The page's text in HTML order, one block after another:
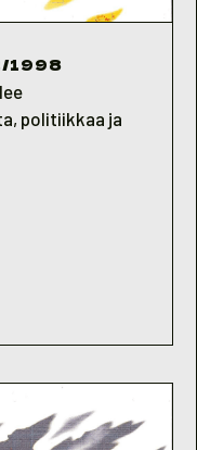
1998
politiikkaa ja